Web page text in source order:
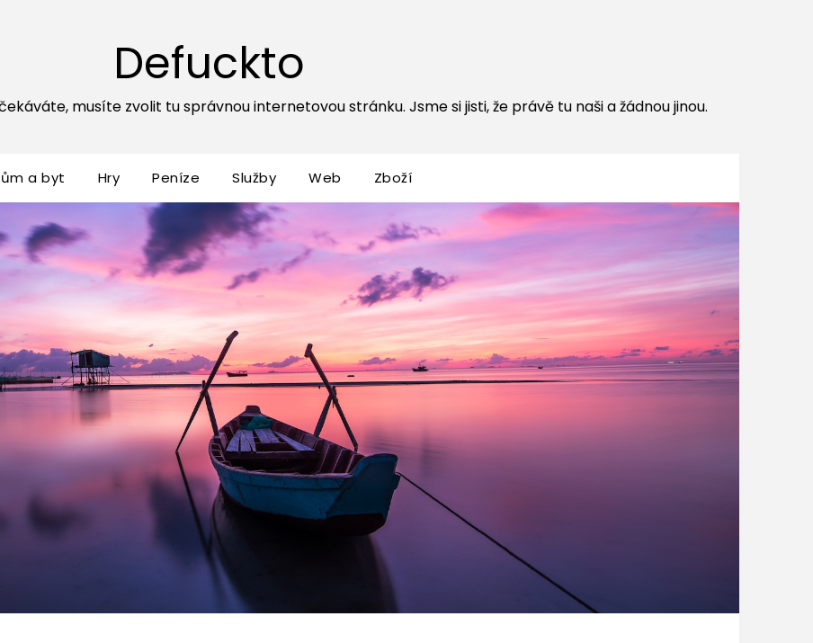
Defuckto
musíte zvolit tu správnou internetovou stránku. Jsme si jisti, že právě tu naši a žádnou jinou.
a byt Hry Peníze Služby Web Zboží